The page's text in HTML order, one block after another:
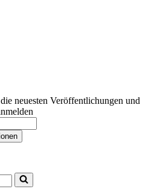
neuesten Veröffentlichungen und